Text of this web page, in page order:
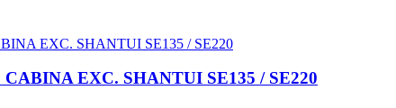
EXC. SHANTUI SE135 / SE220